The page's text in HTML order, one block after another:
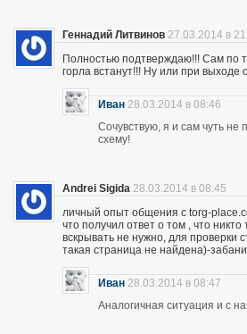
Геннадий Литвинов 27.03.2014 в
Полностью подтверждаю!!! Сам по
горла встанут!!! Ну или при выходе
Иван 28.03.2014 в 08:46
Сочувствую, я и сам чуть
схему!
Andrei Sigida 28.03.2014 в 08:45
личный опыт общения с torg-
что получил ответ о том , что
вскрывать не нужно, для проверки
такая страница не найдена)-
Иван 28.03.2014 в 08:47
Аналогичная ситуация и с